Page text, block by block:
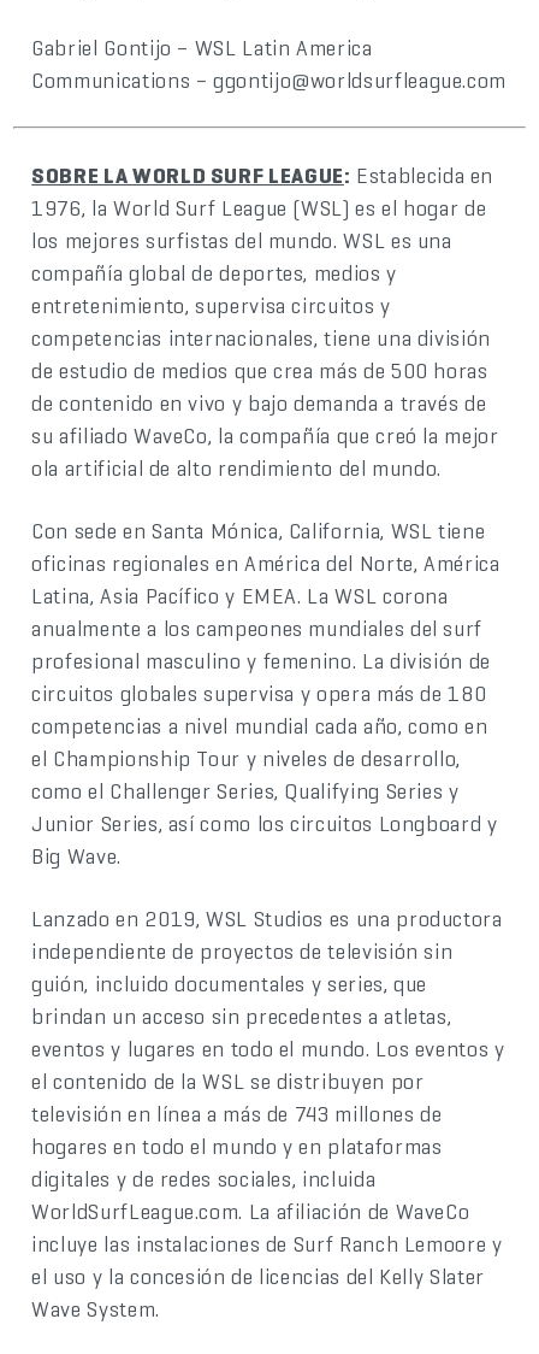
Gabriel Gontijo – WSL Latin America
Communications – ggontijo@worldsurfleague.com
SOBRE LA WORLD SURF LEAGUE: Establecida en
1976, la World Surf League (WSL) es el hogar de
los mejores surfistas del mundo. WSL es una
compañía global de deportes, medios y
entretenimiento, supervisa circuitos y
competencias internacionales, tiene una división
de estudio de medios que crea más de 500 horas
de contenido en vivo y bajo demanda a través de
su afiliado WaveCo, la compañía que creó la mejor
ola artificial de alto rendimiento del mundo.
Con sede en Santa Mónica, California, WSL tiene
oficinas regionales en América del Norte, América
Latina, Asia Pacífico y EMEA. La WSL corona
anualmente a los campeones mundiales del surf
profesional masculino y femenino. La división de
circuitos globales supervisa y opera más de 180
competencias a nivel mundial cada año, como en
el Championship Tour y niveles de desarrollo,
como el Challenger Series, Qualifying Series y
Junior Series, así como los circuitos Longboard y
Big Wave.
Lanzado en 2019, WSL Studios es una productora
independiente de proyectos de televisión sin
guión, incluido documentales y series, que
brindan un acceso sin precedentes a atletas,
eventos y lugares en todo el mundo. Los eventos y
el contenido de la WSL se distribuyen por
televisión en línea a más de 743 millones de
hogares en todo el mundo y en plataformas
digitales y de redes sociales, incluida
WorldSurfLeague.com. La afiliación de WaveCo
incluye las instalaciones de Surf Ranch Lemoore y
el uso y la concesión de licencias del Kelly Slater
Wave System.